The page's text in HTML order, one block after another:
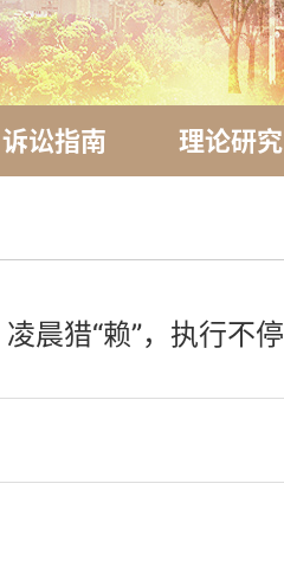
诉讼指南 理论研究
晨猎“赖”，执行不停